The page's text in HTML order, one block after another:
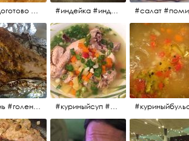
#блюдоготово #можнокушать #простолук #лук #индейкавфольге #мясоиндейки #индейка #индейкавфольге #еда #мясоиндейки 🚀
#голень #голеньиндейки #голеньиндейкивфольге #индейка #завтрак #еда #мясо #куриныйсуп #еда #ужин #можнокушать